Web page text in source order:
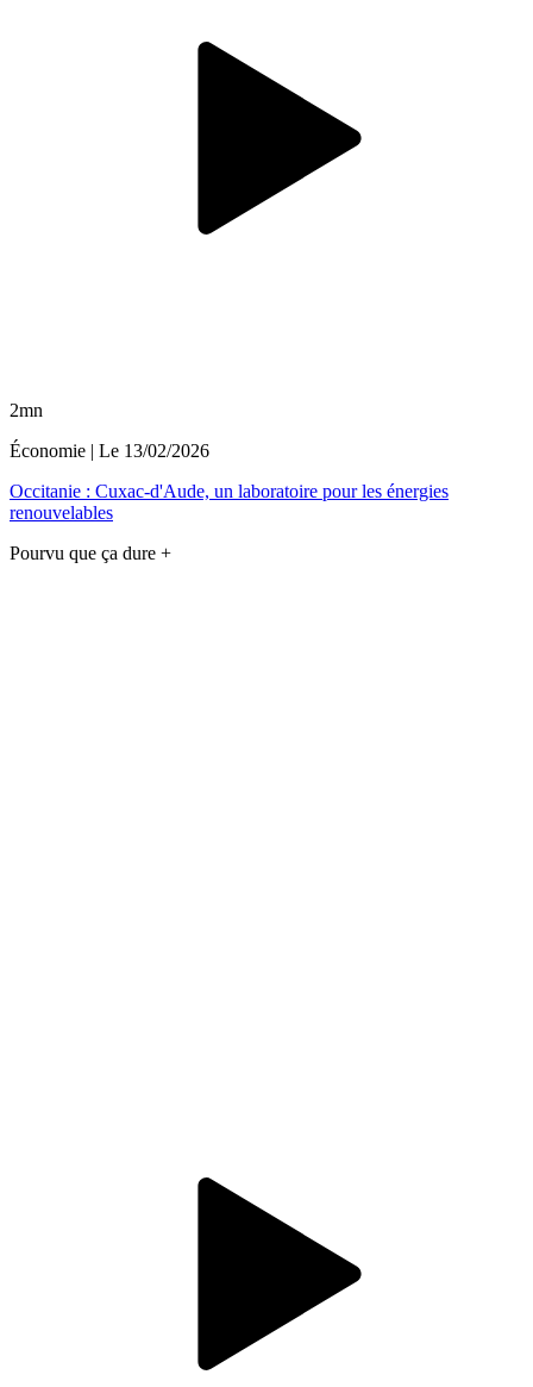
2mn
Économie | Le 13/02/2026
Occitanie : Cuxac-d'Aude, un laboratoire pour les énergies
renouvelables
Pourvu que ça dure +